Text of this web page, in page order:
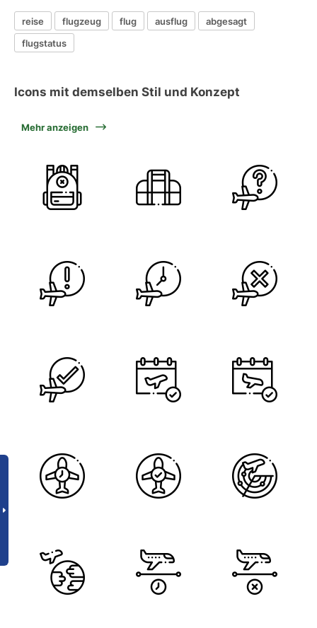
reise flugzeug flug ausflug
abgesagt
flugstatus
Icons mit demselben Stil und Konzept
Mehr anzeigen